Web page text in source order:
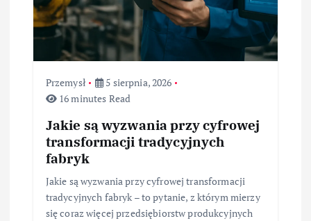
Przemysł
5 sierpnia, 2026
16 minutes Read
Jakie są wyzwania przy cyfrowej
transformacji tradycyjnych
fabryk
Jakie są wyzwania przy cyfrowej transformacji
tradycyjnych fabryk – to pytanie, z którym mierzy
się coraz więcej przedsiębiorstw produkcyjnych